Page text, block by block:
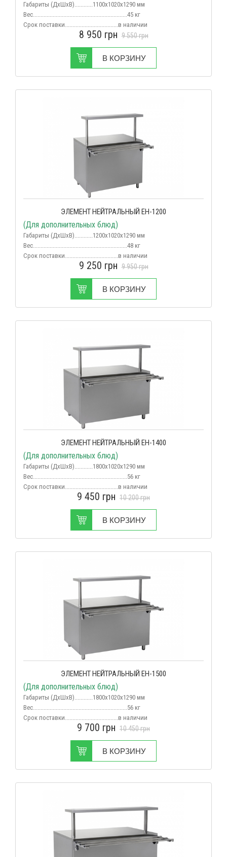
Габариты (ДхШхВ)............1100х1020х1290 мм
Вес..............................................................45 кг
Срок поставки...................................в наличии
8 950 грн 9 550грн
В КОРЗИНУ
ЭЛЕМЕНТ НЕЙТРАЛЬНЫЙ ЕН-1200
(Для дополнительных блюд)
Габариты (ДхШхВ)............1200х1020х1290 мм
Вес..............................................................48 кг
Срок поставки...................................в наличии
9 250 грн 9 950грн
В КОРЗИНУ
ЭЛЕМЕНТ НЕЙТРАЛЬНЫЙ ЕН-1400
(Для дополнительных блюд)
Габариты (ДхШхВ)............1800х1020х1290 мм
Вес..............................................................56 кг
Срок поставки...................................в наличии
9 450 грн 10 200грн
В КОРЗИНУ
ЭЛЕМЕНТ НЕЙТРАЛЬНЫЙ ЕН-1500
(Для дополнительных блюд)
Габариты (ДхШхВ)............1800х1020х1290 мм
Вес..............................................................56 кг
Срок поставки...................................в наличии
9 700 грн 10 450грн
В КОРЗИНУ